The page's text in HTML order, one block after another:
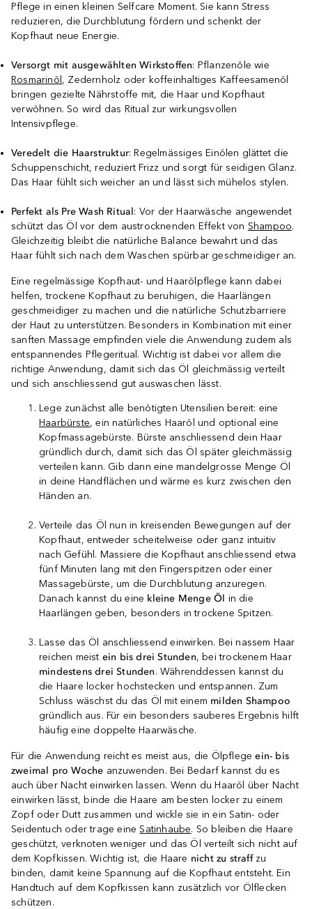
Pflege in einen kleinen Selfcare Moment. Sie kann Stress
reduzieren, die Durchblutung fördern und schenkt der
Kopfhaut neue Energie.
Versorgt mit ausgewählten Wirkstoffen: Pflanzenöle wie
Rosmarinöl , Zedernholz oder koffeinhaltiges Kaffeesamenöl
bringen gezielte Nährstoffe mit, die Haar und Kopfhaut
verwöhnen. So wird das Ritual zur wirkungsvollen
Intensivpflege.
Veredelt die Haarstruktur: Regelmässiges Einölen glättet die
Schuppenschicht, reduziert Frizz und sorgt für seidigen Glanz.
Das Haar fühlt sich weicher an und lässt sich mühelos stylen.
Perfekt als Pre Wash Ritual: Vor der Haarwäsche angewendet
schützt das Öl vor dem austrocknenden Effekt von Shampoo.
Gleichzeitig bleibt die natürliche Balance bewahrt und das
Haar fühlt sich nach dem Waschen spürbar geschmeidiger an.
Eine regelmässige Kopfhaut- und Haarölpflege kann dabei
helfen, trockene Kopfhaut zu beruhigen, die Haarlängen
geschmeidiger zu machen und die natürliche Schutzbarriere
der Haut zu unterstützen. Besonders in Kombination mit einer
sanften Massage empfinden viele die Anwendung zudem als
entspannendes Pflegeritual. Wichtig ist dabei vor allem die
richtige Anwendung, damit sich das Öl gleichmässig verteilt
und sich anschliessend gut auswaschen lässt.
Lege zunächst alle benötigten Utensilien bereit: eine
Haarbürste, ein natürliches Haaröl und optional eine
Kopfmassagebürste. Bürste anschliessend dein Haar
gründlich durch, damit sich das Öl später gleichmässig
verteilen kann. Gib dann eine mandelgrosse Menge Öl
in deine Handflächen und wärme es kurz zwischen den
Händen an.
Verteile das Öl nun in kreisenden Bewegungen auf der
Kopfhaut, entweder scheitelweise oder ganz intuitiv
nach Gefühl. Massiere die Kopfhaut anschliessend etwa
fünf Minuten lang mit den Fingerspitzen oder einer
Massagebürste, um die Durchblutung anzuregen.
Danach kannst du eine kleine Menge Öl in die
Haarlängen geben, besonders in trockene Spitzen.
Lasse das Öl anschliessend einwirken. Bei nassem Haar
reichen meist ein bis drei Stunden, bei trockenem Haar
mindestens drei Stunden. Währenddessen kannst du
die Haare locker hochstecken und entspannen. Zum
Schluss wäschst du das Öl mit einem milden Shampoo
gründlich aus. Für ein besonders sauberes Ergebnis hilft
häufig eine doppelte Haarwäsche.
Für die Anwendung reicht es meist aus, die Ölpflegeein- bis
zweimal pro Woche anzuwenden. Bei Bedarf kannst du es
auch über Nacht einwirken lassen. Wenn du Haaröl über Nacht
einwirken lässt, binde die Haare am besten locker zu einem
Zopf oder Dutt zusammen und wickle sie in ein Satin- oder
Seidentuch oder trage eineSatinhaube. So bleiben die Haare
geschützt, verknoten weniger und das Öl verteilt sich nicht auf
dem Kopfkissen. Wichtig ist, die Haare nicht zu straff zu
binden, damit keine Spannung auf die Kopfhaut entsteht. Ein
Handtuch auf dem Kopfkissen kann zusätzlich vor Ölflecken
schützen.